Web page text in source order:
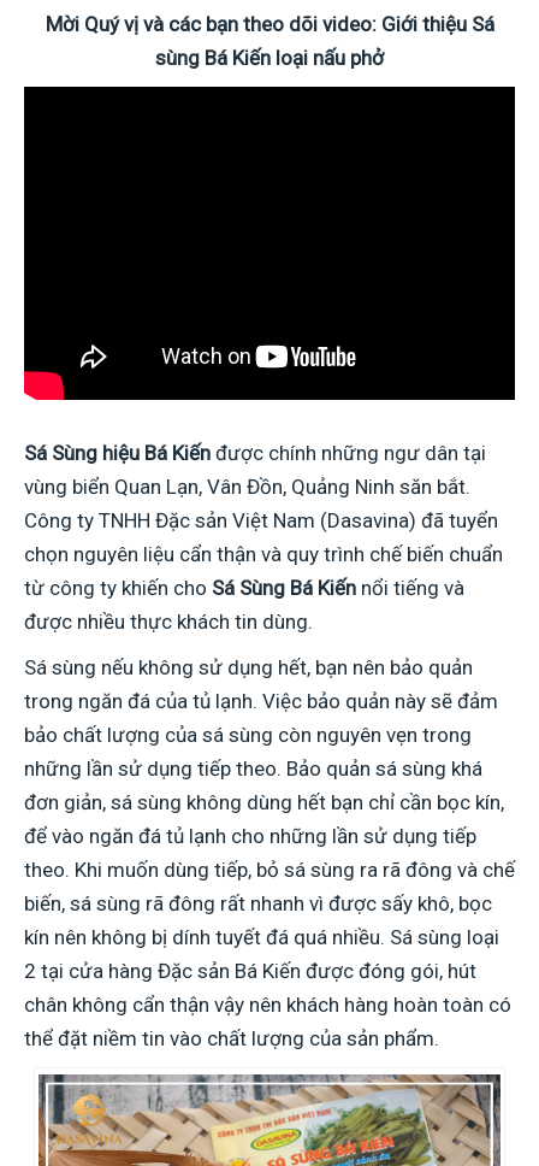
Mời Quý vị và các bạn theo dõi video: Giới thiệu Sá
sùng Bá Kiến loại nấu phở
Sá Sùng hiệu Bá Kiến được chính những ngư dân tại
vùng biển Quan Lạn, Vân Đồn, Quảng Ninh săn bắt.
Công ty TNHH Đặc sản Việt Nam (Dasavina) đã tuyển
chọn nguyên liệu cẩn thận và quy trình chế biến chuẩn
từ công ty khiến cho Sá Sùng Bá Kiến nổi tiếng và
được nhiều thực khách tin dùng.
Sá sùng nếu không sử dụng hết, bạn nên bảo quản
trong ngăn đá của tủ lạnh. Việc bảo quản này sẽ đảm
bảo chất lượng của sá sùng còn nguyên vẹn trong
những lần sử dụng tiếp theo. Bảo quản sá sùng khá
đơn giản, sá sùng không dùng hết bạn chỉ cần bọc kín,
để vào ngăn đá tủ lạnh cho những lần sử dụng tiếp
theo. Khi muốn dùng tiếp, bỏ sá sùng ra rã đông và chế
biến, sá sùng rã đông rất nhanh vì được sấy khô, bọc
kín nên không bị dính tuyết đá quá nhiều. Sá sùng loại
2 tại cửa hàng Đặc sản Bá Kiến được đóng gói, hút
chân không cẩn thận vậy nên khách hàng hoàn toàn có
thể đặt niềm tin vào chất lượng của sản phẩm.